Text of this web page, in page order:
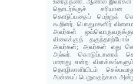
தொடர்க்குச் சரியான
கொடுப்பதைப் பெற்றுக்
கூறினர். பொதுமகளிர்
அவர்கள்
விலைக்குத்
அவர்கள்; அவர்கள் எது
அல்லர். கொடுப்பாரைக்
பாராது என்ற
தொழிலாளியிடம்
அன்பைப் பெறுவதற்காக